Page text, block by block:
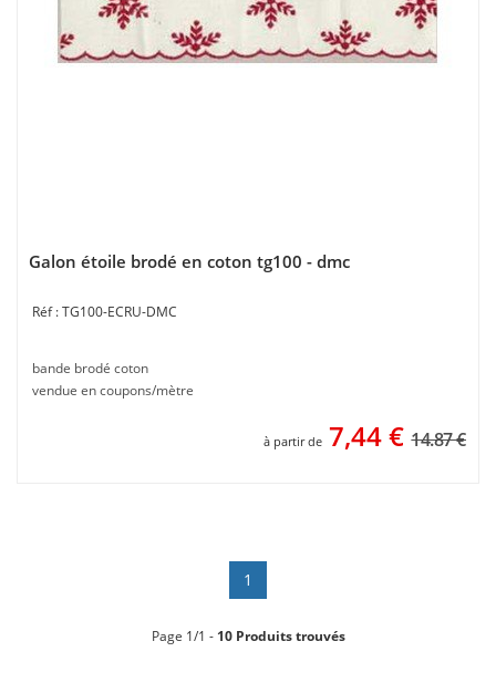
Galon étoile brodé en coton tg100 - dmc
TG100-ECRU-DMC
bande brodé coton
vendue en coupons/mètre
à partir de 7,44€ 14.87 €
1
Page 1/1 - 10 Produits trouvés